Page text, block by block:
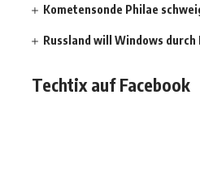
Kometensonde Philae
Russland will Windows durch
Techtix auf Facebook